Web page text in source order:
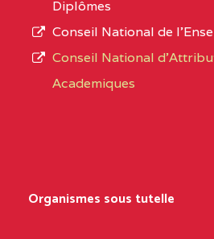
CENTRE
L’offre
d’éducation
de
Diplômes
Conseil National de
Conseil National
Academiques
Organismes sous tutelle